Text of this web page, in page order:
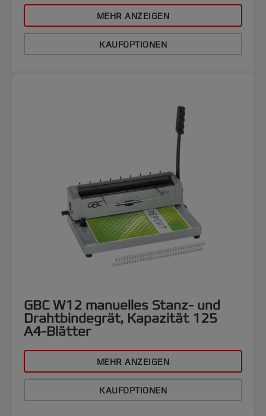
MEHR ANZEIGEN
KAUFOPTIONEN
GBC W12 manuelles Stanz- und
Drahtbindegrät, Kapazität 125
A4-Blätter
MEHR ANZEIGEN
KAUFOPTIONEN